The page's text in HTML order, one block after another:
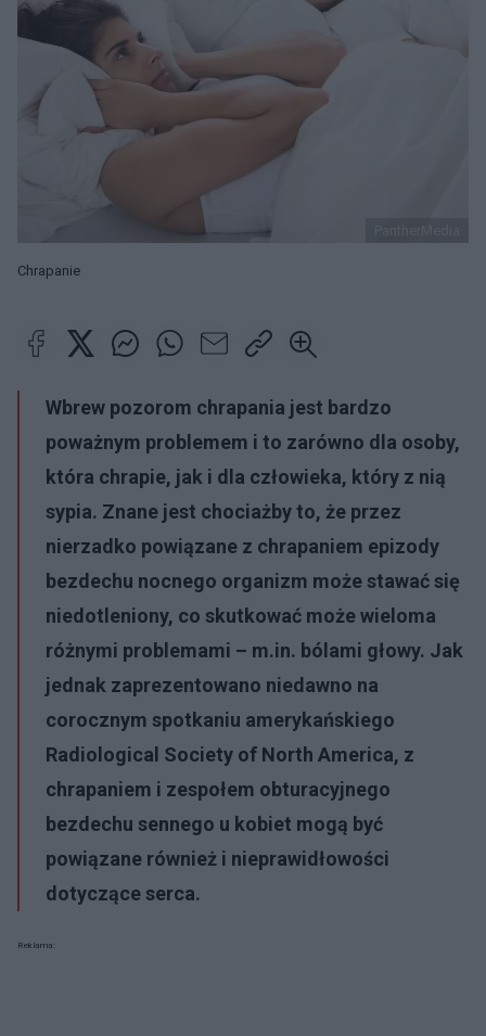
Chrapanie
Wbrew pozorom chrapania jest bardzo
poważnym problemem i to zarówno dla osoby,
która chrapie, jak i dla człowieka, który z nią
sypia. Znane jest chociażby to, że przez
nierzadko powiązane z chrapaniem epizody
bezdechu nocnego organizm może stawać się
niedotleniony, co skutkować może wieloma
różnymi problemami – m.in. bólami głowy. Jak
jednak zaprezentowano niedawno na
corocznym spotkaniu amerykańskiego
Radiological Society of North America, z
chrapaniem i zespołem obturacyjnego
bezdechu sennego u kobiet mogą być
powiązane również i nieprawidłowości
dotyczące serca.
Reklama: